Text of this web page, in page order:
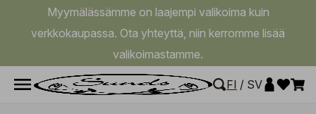
Myymälässämme on laajempi valikoima kuin
verkkokaupassa. Ota yhteyttä, niin kerromme lisää
valikoimastamme.
FI / SV